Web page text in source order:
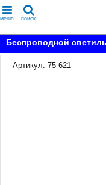
меню поиск
Беспроводной
Артикул: 75 621